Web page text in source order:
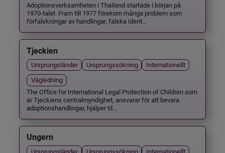
Adoptionsverksamheten i Thailand startade i början på
1970-talet. Fram till 1977 förekom många problem som
förfalskningar av handlingar, falska ident...
Tjeckien
Ursprungsländer Ursprungssökning
Internationellt
Vägledning
The Office for International Legal Protection of Children som
är Tjeckiens centralmyndighet, ansvarar för att bevara
adoptionshandlingar, hjälper til...
Ungern
Ursprungsländer Ursprungssökning
Internationellt